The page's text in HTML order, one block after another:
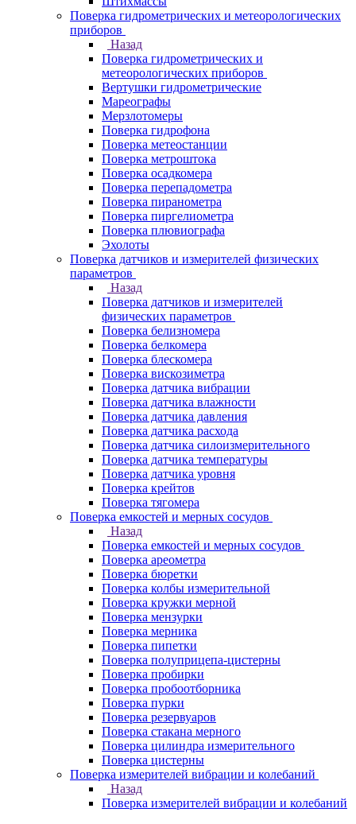
Поверка гидрометрических и метеорологических
приборов
Назад
Поверка гидрометрических и
метеорологических приборов
Вертушки гидрометрические
Мареографы
Мерзлотомеры
Поверка гидрофона
Поверка метеостанции
Поверка метроштока
Поверка осадкомера
Поверка перепадометра
Поверка пиранометра
Поверка пиргелиометра
Поверка плювиографа
Эхолоты
Поверка датчиков и измерителей физических
параметров
Назад
Поверка датчиков и измерителей
физических параметров
Поверка белизномера
Поверка белкомера
Поверка блескомера
Поверка вискозиметра
Поверка датчика вибрации
Поверка датчика влажности
Поверка датчика давления
Поверка датчика расхода
Поверка датчика силоизмерительного
Поверка датчика температуры
Поверка датчика уровня
Поверка крейтов
Поверка тягомера
Поверка емкостей и мерных сосудов
Назад
Поверка емкостей и мерных сосудов
Поверка ареометра
Поверка бюретки
Поверка колбы измерительной
Поверка кружки мерной
Поверка мензурки
Поверка мерника
Поверка пипетки
Поверка полуприцепа-цистерны
Поверка пробирки
Поверка пробоотборника
Поверка пурки
Поверка резервуаров
Поверка стакана мерного
Поверка цилиндра измерительного
Поверка цистерны
Поверка измерителей вибрации и колебаний
Назад
Поверка измерителей вибрации и колебаний